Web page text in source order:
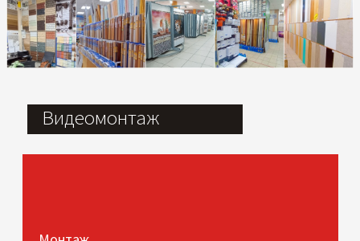
Видеомонтаж